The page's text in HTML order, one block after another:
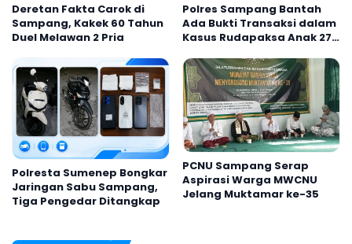
Deretan Fakta Carok di
Sampang, Kakek 60 Tahun
Duel Melawan 2 Pria
Polres Sampang Bantah
Ada Bukti Transaksi dalam
Kasus Rudapaksa Anak 27
Polresta Sumenep Bongkar
Jaringan Sabu Sampang,
Tiga Pengedar Ditangkap
PCNU Sampang Serap
Aspirasi Warga MWCNU
Jelang Muktamar ke-35